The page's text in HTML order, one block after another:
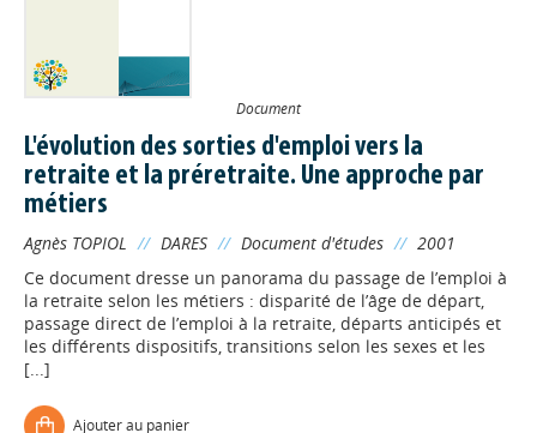
Document
L'évolution des sorties d'emploi vers la
retraite et la préretraite. Une approche par
métiers
Agnès TOPIOL // DARES // Document d'études // 2001
Ce document dresse un panorama du passage de l’emploi à
la retraite selon les métiers : disparité de l’âge de départ,
passage direct de l’emploi à la retraite, départs anticipés et
les différents dispositifs, transitions selon les sexes et les
[...]
Ajouter au panier